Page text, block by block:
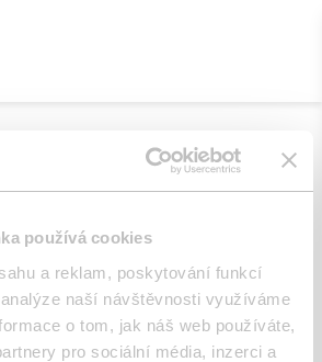
používá cookies
a reklam, poskytování funkcí
naší návštěvnosti využíváme
o tom, jak náš web používáte,
pro sociální média, inzerci a
žádost